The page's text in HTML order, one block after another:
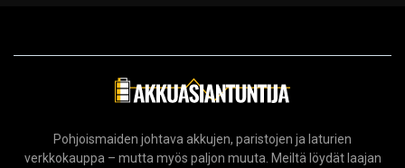
Pohjoismaiden johtava akkujen, paristojen ja laturien
verkkokauppa – mutta myös paljon muuta. Meiltä löydät laajan